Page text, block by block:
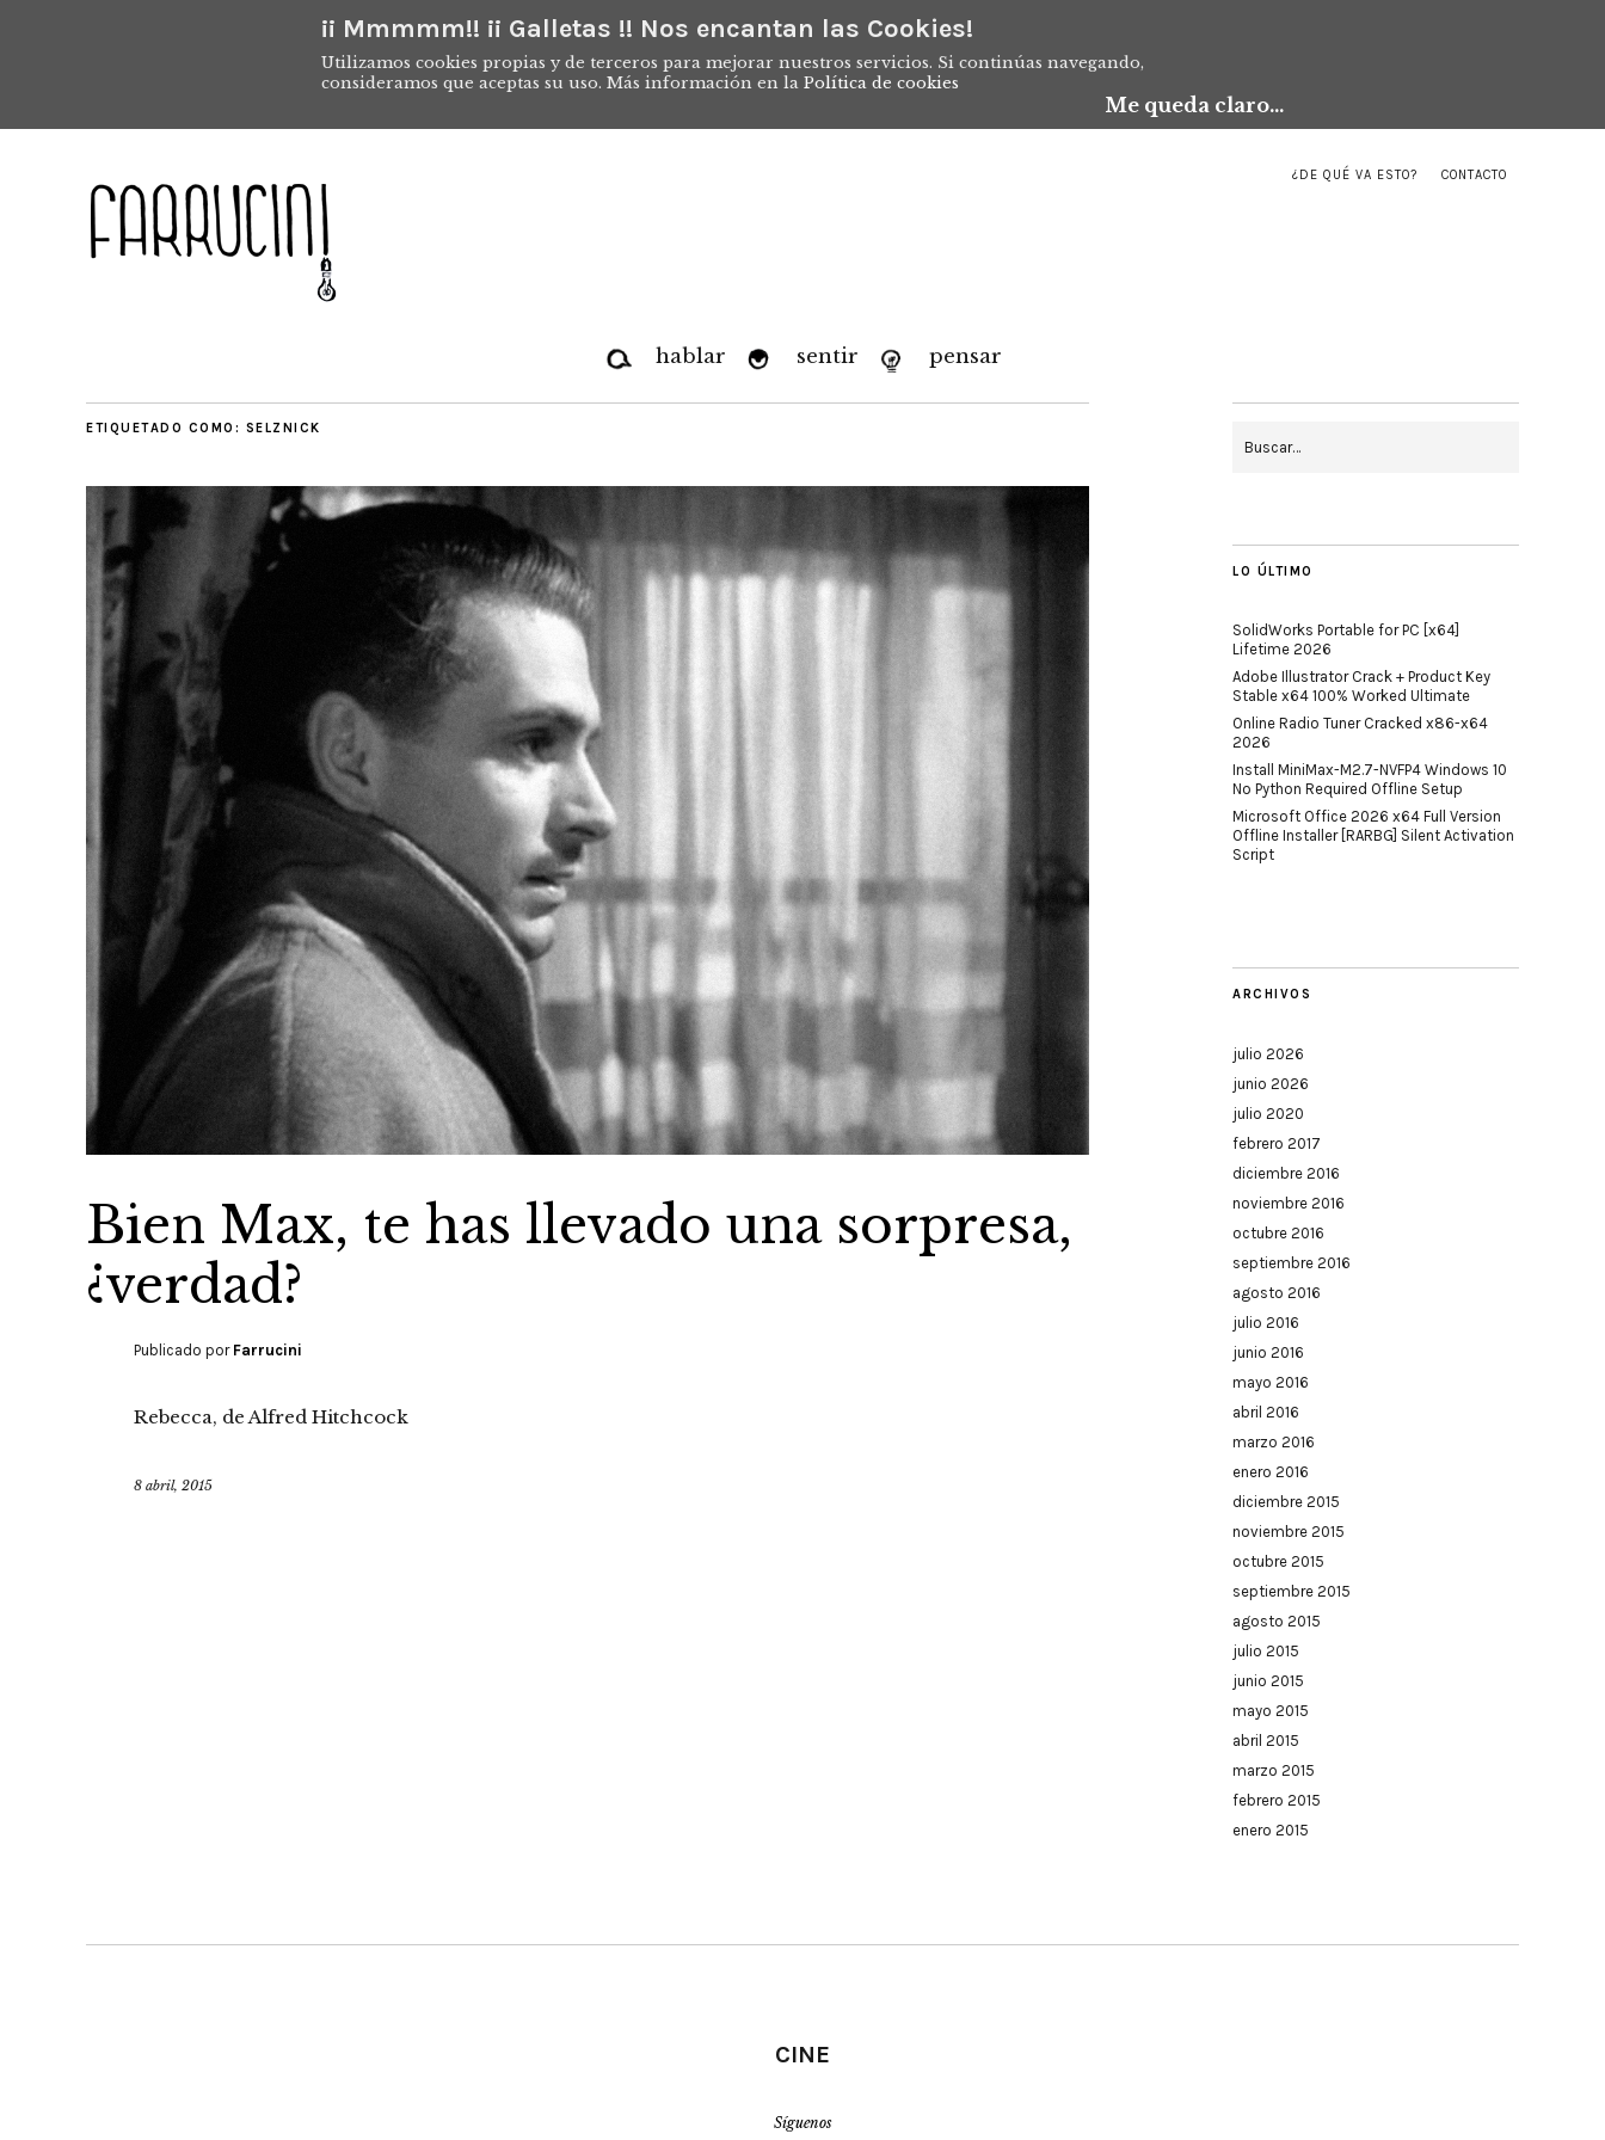
¡¡ Mmmmm!! ¡¡ Galletas !! Nos encantan las Cookies!
Utilizamos cookies propias y de terceros para mejorar nuestros servicios. Si continúas navegando,
consideramos que aceptas su uso. Más información en la Política de cookies
Me queda claro...
¿DE QUÉ VA ESTO? CONTACTO
hablar sentir pensar
ETIQUETADO COMO: SELZNICK
Bien Max, te has llevado una sorpresa,
¿verdad?
Publicado por Farrucini
Rebecca, de Alfred Hitchcock
8 abril, 2015
LO ÚLTIMO
SolidWorks Portable for PC [x64]
Lifetime 2026
Adobe Illustrator Crack + Product Key
Stable x64 100% Worked Ultimate
Online Radio Tuner Cracked x86-x64
2026
Install MiniMax-M2.7-NVFP4 Windows 10
No Python Required Offline Setup
Microsoft Office 2026 x64 Full Version
Offline Installer [RARBG] Silent Activation
Script
ARCHIVOS
julio 2026
junio 2026
julio 2020
febrero 2017
diciembre 2016
noviembre 2016
octubre 2016
septiembre 2016
agosto 2016
julio 2016
junio 2016
mayo 2016
abril 2016
marzo 2016
enero 2016
diciembre 2015
noviembre 2015
octubre 2015
septiembre 2015
agosto 2015
julio 2015
junio 2015
mayo 2015
abril 2015
marzo 2015
febrero 2015
enero 2015
CINE
Síguenos